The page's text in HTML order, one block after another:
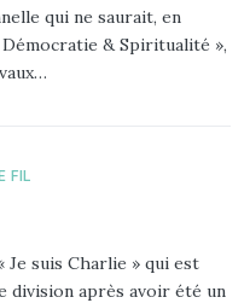
qui ne saurait, en
Démocratie & Spiritualité »,
FIL
Je suis Charlie » qui est
division après avoir été un